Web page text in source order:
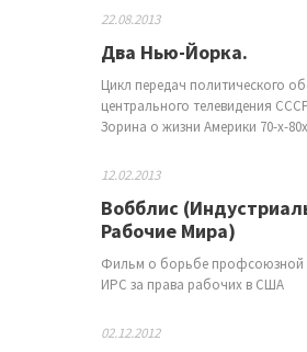
22.08.2013
Два Нью-Йорка.
Цикл передач политического
центрального телевидения
Зорина о жизни Америки 70-х-
12.02.2013
Вобблис
Рабочие Мира)
Фильм о борьбе профсоюзной
ИРС за права рабочих в США
02.12.2012